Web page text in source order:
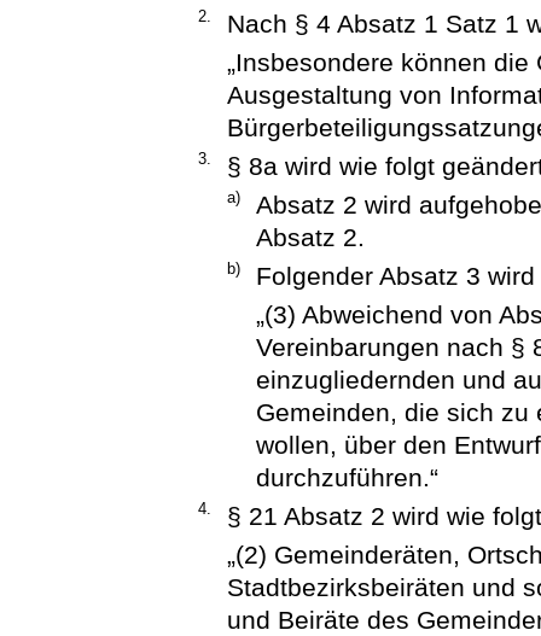
2.
Nach § 4 Absatz 1 Satz 1
„Insbesondere können
Ausgestaltung von
3. § 8a wird wie folgt
a)
Absatz 2 wird
Absatz 2.
b)
Folgender Absatz 3
„(3) Abweichend von
Vereinbarungen nach §
einzugliedernden und
Gemeinden, die sich zu
wollen, über den
durchzuführen.“
4.
§ 21 Absatz 2 wird wie
„(2) Gemeinderäten,
Stadtbezirksbeiräten und
und Beiräte des